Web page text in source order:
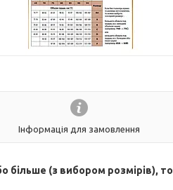
Інформація для замовлення
більше (з вибором розмірів), то